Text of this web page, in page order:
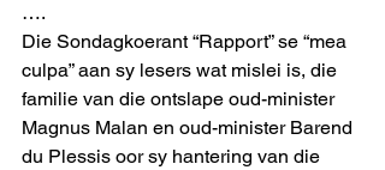
….
Die Sondagkoerant “Rapport” se “mea
culpa” aan sy lesers wat mislei is, die
familie van die ontslape oud-minister
Magnus Malan en oud-minister Barend
du Plessis oor sy hantering van die